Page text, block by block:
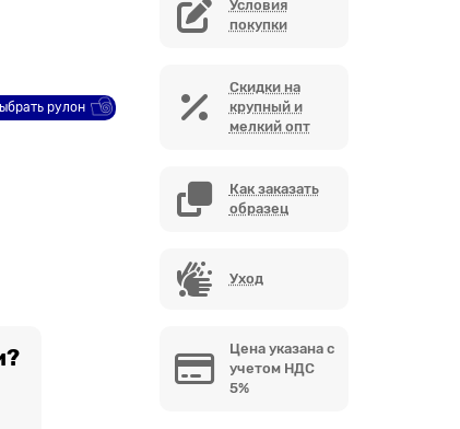
рулон
Условия
покупки
Скидки на
крупный и
мелкий опт
Как заказать
образец
Уход
Цена указана с
учетом НДС
5%